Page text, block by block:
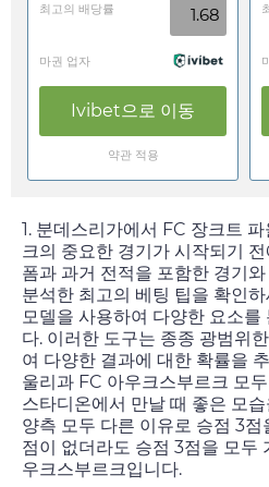
최고의 배당률 1.68
마권 업자
Ivibet으로 이동
약관 적용
1. 분데스리가에서 FC 장크트
크의 중요한 경기가 시작되기
폼과 과거 전적을 포함한 경기
분석한 최고의 베팅 팁을 확인
모델을 사용하여 다양한 요소를
다. 이러한 도구는 종종 광범위
여 다양한 결과에 대한 확률을
울리과 FC 아우크스부르크 모두
스타디온에서 만날 때 좋은 모
양측 모두 다른 이유로 승점 3점
점이 없더라도 승점 3점을 모두
우크스부르크입니다.